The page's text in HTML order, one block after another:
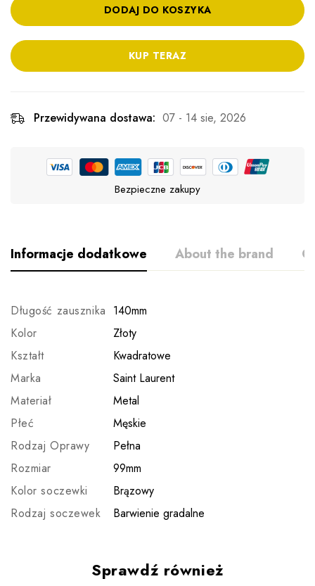
DODAJ DO KOSZYKA
KUP TERAZ
Przewidywana dostawa: 07 - 14 sie, 2026
Bezpieczne zakupy
Informacje dodatkowe About the brand
Długość zausznika 140mm
Kolor
Złoty
Kształt
Kwadratowe
Marka
Saint Laurent
Materiał
Metal
Płeć
Męskie
Rodzaj Oprawy
Pełna
Rozmiar
99mm
Kolor soczewki
Brązowy
Rodzaj soczewek
Barwienie gradalne
Sprawdź również